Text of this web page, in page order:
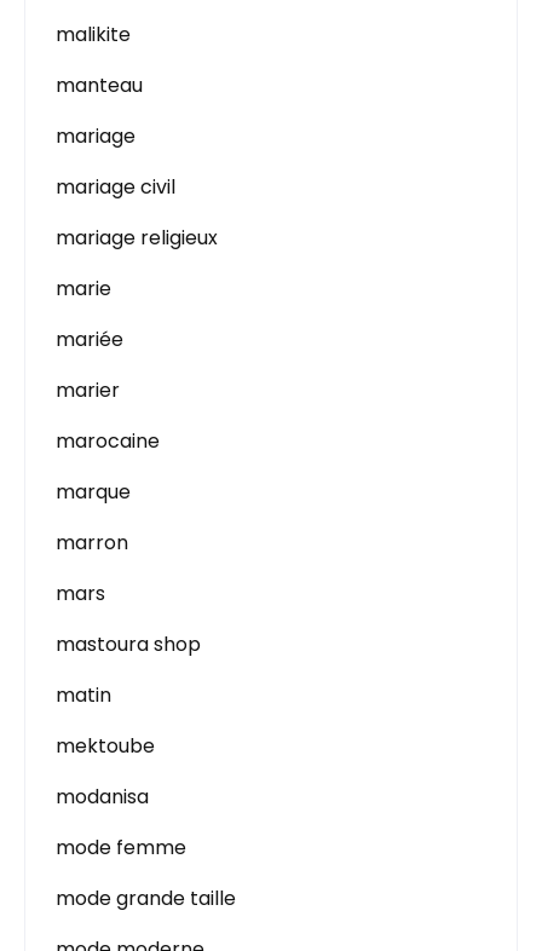
malikite
manteau
mariage
mariage civil
mariage religieux
marie
mariée
marier
marocaine
marque
marron
mars
mastoura shop
matin
mektoube
modanisa
mode femme
mode grande taille